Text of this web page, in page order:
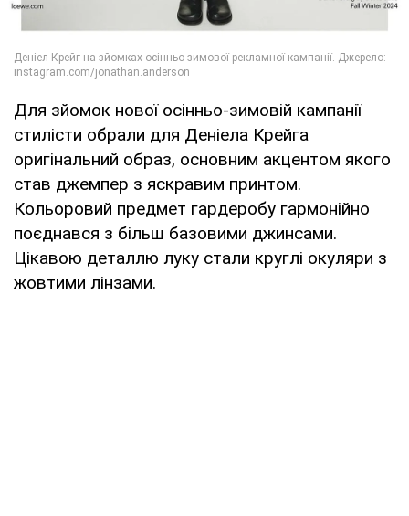
Для зйомок нової осінньо-зимовій кампанії
стилісти обрали для Деніела Крейга
оригінальний образ, основним акцентом якого
став джемпер з яскравим принтом.
Кольоровий предмет гардеробу гармонійно
поєднався з більш базовими джинсами.
Цікавою деталлю луку стали круглі окуляри з
жовтими лінзами.